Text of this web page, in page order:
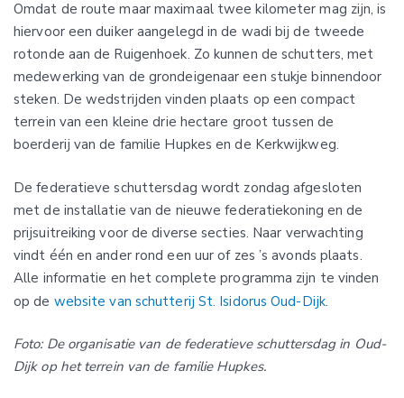
Omdat de route maar maximaal twee kilometer mag zijn, is
hiervoor een duiker aangelegd in de wadi bij de tweede
rotonde aan de Ruigenhoek. Zo kunnen de schutters, met
medewerking van de grondeigenaar een stukje binnendoor
steken. De wedstrijden vinden plaats op een compact
terrein van een kleine drie hectare groot tussen de
boerderij van de familie Hupkes en de Kerkwijkweg.
De federatieve schuttersdag wordt zondag afgesloten
met de installatie van de nieuwe federatiekoning en de
prijsuitreiking voor de diverse secties. Naar verwachting
vindt één en ander rond een uur of zes ’s avonds plaats.
Alle informatie en het complete programma zijn te vinden
op de website van schutterij St. Isidorus Oud-Dijk.
Foto: De organisatie van de federatieve schuttersdag in Oud-
Dijk op het terrein van de familie Hupkes.